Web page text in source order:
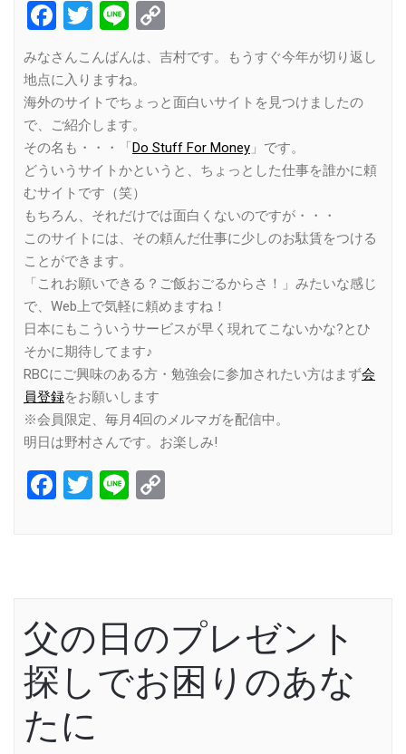
Facebook
Twitter
Line
Link
みなさんこんばんは、吉村です。もうすぐ今年が切り返し
地点に入りますね。
海外のサイトでちょっと面白いサイトを見つけましたの
で、ご紹介します。
その名も・・・「Do Stuff For Money 」です。
どういうサイトかというと、ちょっとした仕事を誰かに頼
むサイトです（笑）
もちろん、それだけでは面白くないのですが・・・
このサイトには、その頼んだ仕事に少しのお駄賃をつける
ことができます。
「これお願いできる？ご飯おごるからさ！」みたいな感じ
で、Web上で気軽に頼めますね！
日本にもこういうサービスが早く現れてこないかな?とひ
そかに期待してます♪
RBCにご興味のある方・勉強会に参加されたい方はまず会
員登録をお願いします
※会員限定、毎月4回のメルマガを配信中。
明日は野村さんです。お楽しみ!
Facebook
Twitter
Line
父の日のプレゼント
探しでお困りのあな
たに